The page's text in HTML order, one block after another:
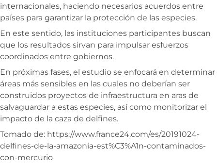
internacionales, haciendo necesarios acuerdos entre
países para garantizar la protección de las especies.
En este sentido, las instituciones participantes buscan
que los resultados sirvan para impulsar esfuerzos
coordinados entre gobiernos.
En próximas fases, el estudio se enfocará en determinar
áreas más sensibles en las cuales no deberían ser
construidos proyectos de infraestructura en aras de
salvaguardar a estas especies, así como monitorizar el
impacto de la caza de delfines.
Tomado de: https://www.france24.com/es/20191024-
delfines-de-la-amazonia-est%C3%A1n-contaminados-
con-mercurio